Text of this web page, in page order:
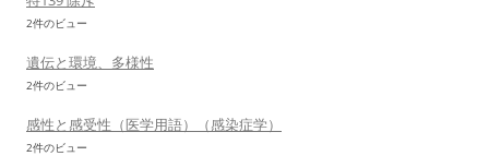
2件のビュー
遺伝と環境、多様性
2件のビュー
感性と感受性（医学用語）（感染症学）
2件のビュー